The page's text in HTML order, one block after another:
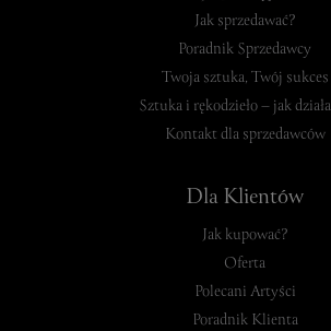
Jak sprzedawać?
Poradnik Sprzedawcy
Twoja sztuka, Twój sukces
Sztuka i rękodzieło – jak
Kontakt dla sprzedawców
Dla Klientów
Jak kupować?
Oferta
Polecani Artyści
Poradnik Klienta